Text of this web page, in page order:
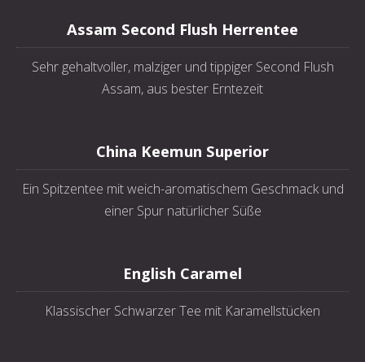
Assam Second Flush Herrentee
Sehr gehaltvoller, malziger und tippiger Second Flush
Assam, aus bester Erntezeit
China Keemun Superior
Ein Spitzentee mit weich-aromatischem Geschmack und
einer Spur natürlicher Süße
English Caramel
Klassischer Schwarzer Tee mit Karamellstücken